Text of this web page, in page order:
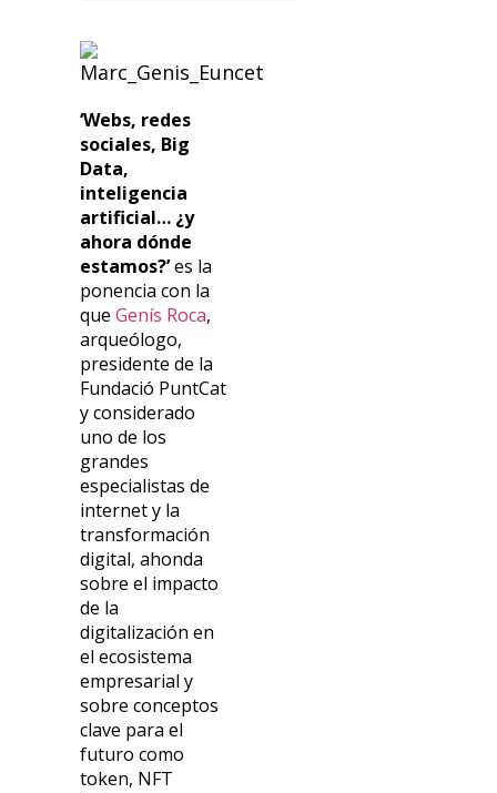
‘Webs, redes
sociales, Big
Data,
inteligencia
artificial… ¿y
ahora dónde
estamos?’es la
ponencia con la
queGenís Roca,
arqueólogo,
presidente de la
Fundació PuntCat
y considerado
uno de los
grandes
especialistas de
internet y la
transformación
digital, ahonda
sobre el impacto
de la
digitalización en
el ecosistema
empresarial y
sobre conceptos
clave para el
futuro como
token, NFT